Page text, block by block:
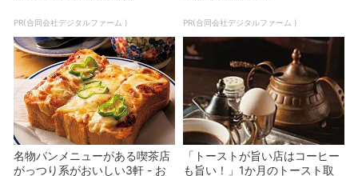
PR(合同会社デジタルファーム ) PR(合同会社デジタルファーム )
名物パンメニューがある喫茶店
がっつり系がおいしい3軒 - お
「トーストが旨い店はコーヒー
も旨い！」1か月のトースト取